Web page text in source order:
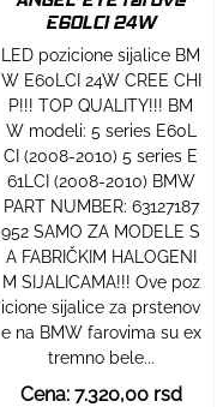
E60LCI 24W
LED pozicione sijalice BM
W E60LCI 24W CREE CHI
P!!! TOP QUALITY!!! BM
W modeli: 5 series E60L
CI (2008-2010) 5 series E
61LCI (2008-2010) BMW
PART NUMBER: 63127187
952 SAMO ZA MODELE S
A FABRIČKIM HALOGENI
M SIJALICAMA!!! Ove poz
icione sijalice za prstenov
e na BMW farovima su ex
tremno bele...
Cena: 7.320,00 rsd